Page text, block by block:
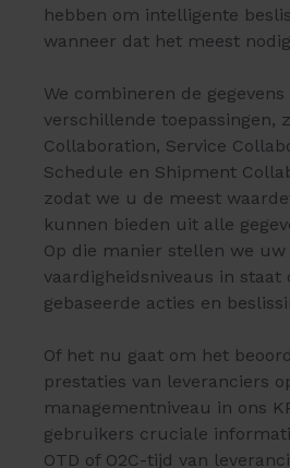
hebben om intelligente
wanneer dat het meest
We combineren de gegevens
verschillende toepassingen,
Collaboration, Service
Schedule en Shipment
zodat we u de meest
kunnen bieden uit alle
Op die manier stellen we
vaardigheidsniveaus in staat
gebaseerde acties en
Of het nu gaat om het
prestaties van leveranciers
managementniveau in ons
gebruikers cruciale
OTD of O2C-tijd van